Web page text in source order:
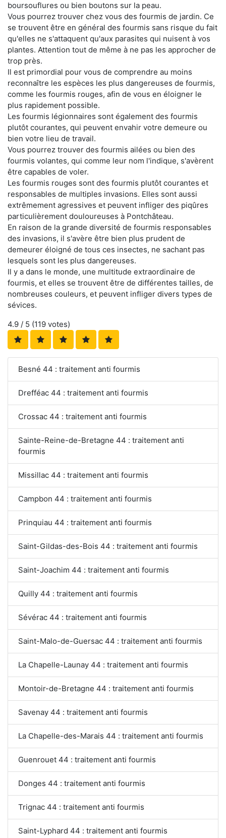
boursouflures ou bien boutons sur la peau.
Vous pourrez trouver chez vous des fourmis de jardin. Ce
se trouvent être en général des fourmis sans risque du fait
qu'elles ne s'attaquent qu'aux parasites qui nuisent à vos
plantes. Attention tout de même à ne pas les approcher de
trop près.
Il est primordial pour vous de comprendre au moins
reconnaître les espèces les plus dangereuses de fourmis,
comme les fourmis rouges, afin de vous en éloigner le
plus rapidement possible.
Les fourmis légionnaires sont également des fourmis
plutôt courantes, qui peuvent envahir votre demeure ou
bien votre lieu de travail.
Vous pourrez trouver des fourmis ailées ou bien des
fourmis volantes, qui comme leur nom l'indique, s'avèrent
être capables de voler.
Les fourmis rouges sont des fourmis plutôt courantes et
responsables de multiples invasions. Elles sont aussi
extrêmement agressives et peuvent infliger des piqûres
particulièrement douloureuses à Pontchâteau.
En raison de la grande diversité de fourmis responsables
des invasions, il s'avère être bien plus prudent de
demeurer éloigné de tous ces insectes, ne sachant pas
lesquels sont les plus dangereuses.
Il y a dans le monde, une multitude extraordinaire de
fourmis, et elles se trouvent être de différentes tailles, de
nombreuses couleurs, et peuvent infliger divers types de
sévices.
4.9 / 5 (119 votes)
Besné 44 : traitement anti fourmis
Drefféac 44 : traitement anti fourmis
Crossac 44 : traitement anti fourmis
Sainte-Reine-de-Bretagne 44 : traitement anti
fourmis
Missillac 44 : traitement anti fourmis
Campbon 44 : traitement anti fourmis
Prinquiau 44 : traitement anti fourmis
Saint-Gildas-des-Bois 44 : traitement anti fourmis
Saint-Joachim 44 : traitement anti fourmis
Quilly 44 : traitement anti fourmis
Sévérac 44 : traitement anti fourmis
Saint-Malo-de-Guersac 44 : traitement anti fourmis
La Chapelle-Launay 44 : traitement anti fourmis
Montoir-de-Bretagne 44 : traitement anti fourmis
Savenay 44 : traitement anti fourmis
La Chapelle-des-Marais 44 : traitement anti fourmis
Guenrouet 44 : traitement anti fourmis
Donges 44 : traitement anti fourmis
Trignac 44 : traitement anti fourmis
Saint-Lyphard 44 : traitement anti fourmis